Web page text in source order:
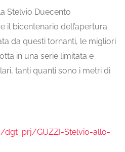
Stelvio Duecento
il bicentenario dell’apertura
da questi tornanti, le migliori
in una serie limitata e
tanti quanti sono i metri di
GUZZI-Stelvio-allo-